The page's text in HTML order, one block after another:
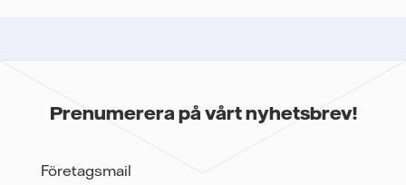
Prenumerera på vårt nyhetsbrev!
Företagsmail